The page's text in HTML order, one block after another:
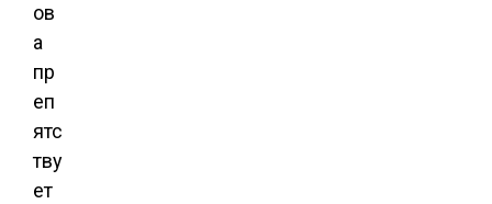
ов
а
пр
еп
ятс
тву
ет